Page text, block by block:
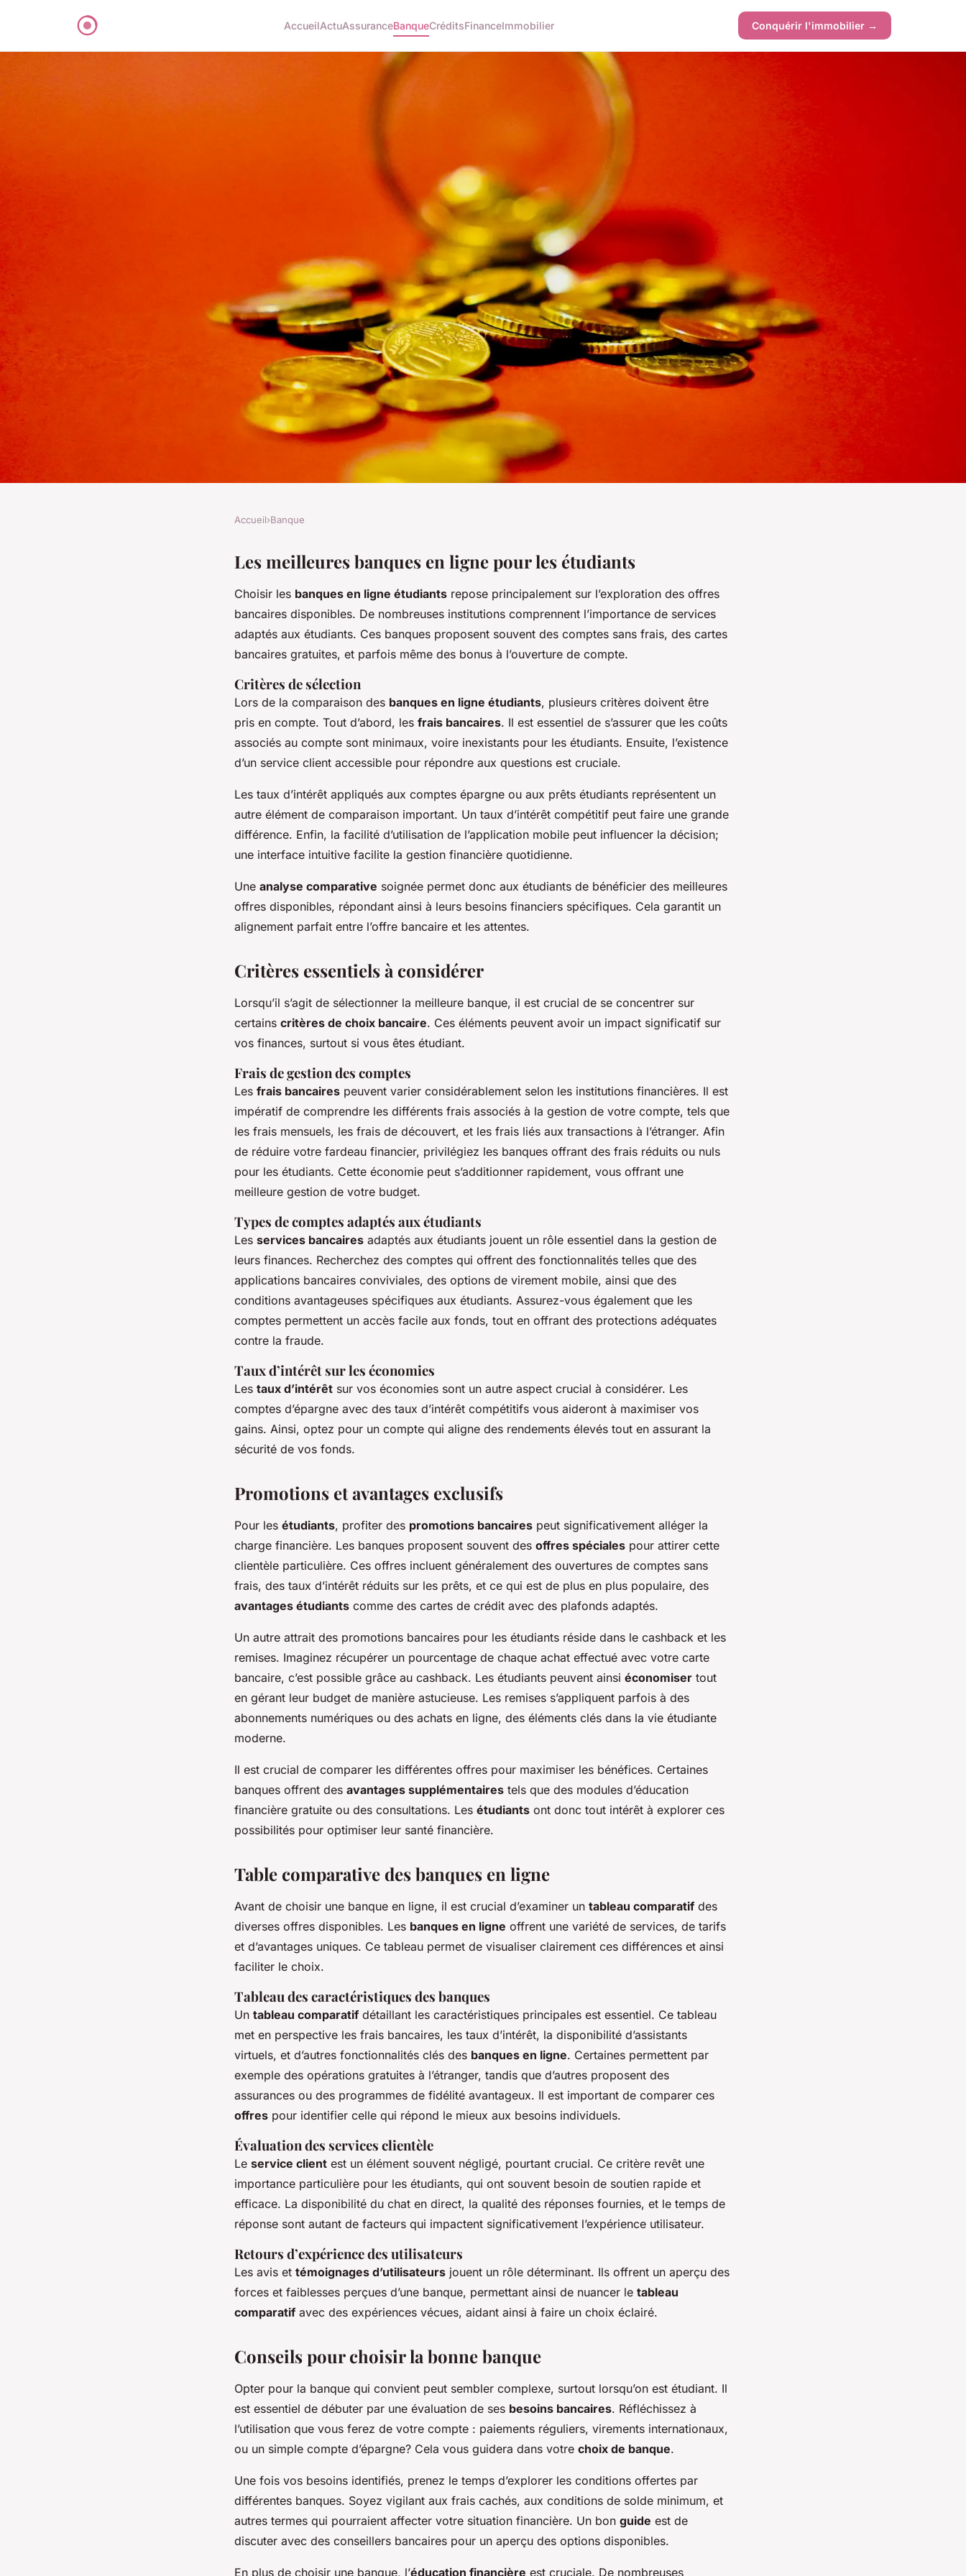
AccueilActuAssuranceBanqueCréditsFinanceImmobilier Conquérir l'immobilier →
Banques en ligne : quelles sont les
meilleures offres pour les étudiants ?
6 min de lecture
Accueil›Banque
Les meilleures banques en ligne pour les étudiants
Choisir les banques en ligne étudiants repose principalement sur l’exploration des offres
bancaires disponibles. De nombreuses institutions comprennent l’importance de services
adaptés aux étudiants. Ces banques proposent souvent des comptes sans frais, des cartes
bancaires gratuites, et parfois même des bonus à l’ouverture de compte.
Critères de sélection
Lors de la comparaison des banques en ligne étudiants, plusieurs critères doivent être
pris en compte. Tout d’abord, les frais bancaires. Il est essentiel de s’assurer que les coûts
associés au compte sont minimaux, voire inexistants pour les étudiants. Ensuite, l’existence
d’un service client accessible pour répondre aux questions est cruciale.
Les taux d’intérêt appliqués aux comptes épargne ou aux prêts étudiants représentent un
autre élément de comparaison important. Un taux d’intérêt compétitif peut faire une grande
différence. Enfin, la facilité d’utilisation de l’application mobile peut influencer la décision;
une interface intuitive facilite la gestion financière quotidienne.
Une analyse comparative soignée permet donc aux étudiants de bénéficier des meilleures
offres disponibles, répondant ainsi à leurs besoins financiers spécifiques. Cela garantit un
alignement parfait entre l’offre bancaire et les attentes.
Critères essentiels à considérer
Lorsqu’il s’agit de sélectionner la meilleure banque, il est crucial de se concentrer sur
certains critères de choix bancaire. Ces éléments peuvent avoir un impact significatif sur
vos finances, surtout si vous êtes étudiant.
Frais de gestion des comptes
Les frais bancaires peuvent varier considérablement selon les institutions financières. Il est
impératif de comprendre les différents frais associés à la gestion de votre compte, tels que
les frais mensuels, les frais de découvert, et les frais liés aux transactions à l’étranger. Afin
de réduire votre fardeau financier, privilégiez les banques offrant des frais réduits ou nuls
pour les étudiants. Cette économie peut s’additionner rapidement, vous offrant une
meilleure gestion de votre budget.
Types de comptes adaptés aux étudiants
Les services bancaires adaptés aux étudiants jouent un rôle essentiel dans la gestion de
leurs finances. Recherchez des comptes qui offrent des fonctionnalités telles que des
applications bancaires conviviales, des options de virement mobile, ainsi que des
conditions avantageuses spécifiques aux étudiants. Assurez-vous également que les
comptes permettent un accès facile aux fonds, tout en offrant des protections adéquates
contre la fraude.
Taux d’intérêt sur les économies
Les taux d’intérêt sur vos économies sont un autre aspect crucial à considérer. Les
comptes d’épargne avec des taux d’intérêt compétitifs vous aideront à maximiser vos
gains. Ainsi, optez pour un compte qui aligne des rendements élevés tout en assurant la
sécurité de vos fonds.
Promotions et avantages exclusifs
Pour les étudiants, profiter des promotions bancaires peut significativement alléger la
charge financière. Les banques proposent souvent des offres spéciales pour attirer cette
clientèle particulière. Ces offres incluent généralement des ouvertures de comptes sans
frais, des taux d’intérêt réduits sur les prêts, et ce qui est de plus en plus populaire, des
avantages étudiants comme des cartes de crédit avec des plafonds adaptés.
Un autre attrait des promotions bancaires pour les étudiants réside dans le cashback et les
remises. Imaginez récupérer un pourcentage de chaque achat effectué avec votre carte
bancaire, c’est possible grâce au cashback. Les étudiants peuvent ainsi économiser tout
en gérant leur budget de manière astucieuse. Les remises s’appliquent parfois à des
abonnements numériques ou des achats en ligne, des éléments clés dans la vie étudiante
moderne.
Il est crucial de comparer les différentes offres pour maximiser les bénéfices. Certaines
banques offrent des avantages supplémentaires tels que des modules d’éducation
financière gratuite ou des consultations. Les étudiants ont donc tout intérêt à explorer ces
possibilités pour optimiser leur santé financière.
Table comparative des banques en ligne
Avant de choisir une banque en ligne, il est crucial d’examiner un tableau comparatif des
diverses offres disponibles. Les banques en ligne offrent une variété de services, de tarifs
et d’avantages uniques. Ce tableau permet de visualiser clairement ces différences et ainsi
faciliter le choix.
Tableau des caractéristiques des banques
Un tableau comparatif détaillant les caractéristiques principales est essentiel. Ce tableau
met en perspective les frais bancaires, les taux d’intérêt, la disponibilité d’assistants
virtuels, et d’autres fonctionnalités clés des banques en ligne. Certaines permettent par
exemple des opérations gratuites à l’étranger, tandis que d’autres proposent des
assurances ou des programmes de fidélité avantageux. Il est important de comparer ces
offres pour identifier celle qui répond le mieux aux besoins individuels.
Évaluation des services clientèle
Le service client est un élément souvent négligé, pourtant crucial. Ce critère revêt une
importance particulière pour les étudiants, qui ont souvent besoin de soutien rapide et
efficace. La disponibilité du chat en direct, la qualité des réponses fournies, et le temps de
réponse sont autant de facteurs qui impactent significativement l’expérience utilisateur.
Retours d’expérience des utilisateurs
Les avis et témoignages d’utilisateurs jouent un rôle déterminant. Ils offrent un aperçu des
forces et faiblesses perçues d’une banque, permettant ainsi de nuancer le tableau
comparatif avec des expériences vécues, aidant ainsi à faire un choix éclairé.
Conseils pour choisir la bonne banque
Opter pour la banque qui convient peut sembler complexe, surtout lorsqu’on est étudiant. Il
est essentiel de débuter par une évaluation de ses besoins bancaires. Réfléchissez à
l’utilisation que vous ferez de votre compte : paiements réguliers, virements internationaux,
ou un simple compte d’épargne? Cela vous guidera dans votre choix de banque.
Une fois vos besoins identifiés, prenez le temps d’explorer les conditions offertes par
différentes banques. Soyez vigilant aux frais cachés, aux conditions de solde minimum, et
autres termes qui pourraient affecter votre situation financière. Un bon guide est de
discuter avec des conseillers bancaires pour un aperçu des options disponibles.
En plus de choisir une banque, l’éducation financière est cruciale. De nombreuses